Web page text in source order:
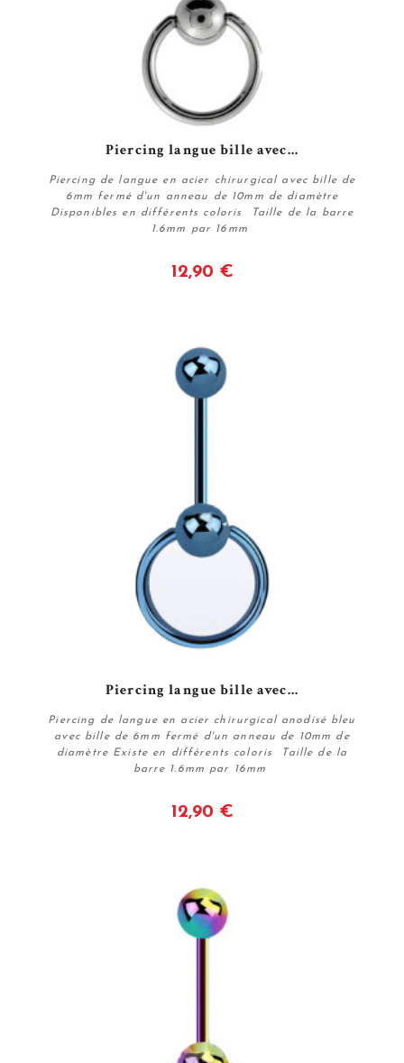
Piercing langue bille avec...
Piercing de langue en acier chirurgical avec bille de
6mm fermé d'un anneau de 10mm de diamètre
Disponibles en différents coloris Taille de la barre
1.6mm par 16mm
12,90 €
Piercing langue bille avec...
Piercing de langue en acier chirurgical anodisé bleu
avec bille de 6mm fermé d'un anneau de 10mm de
diamètre Existe en différents coloris Taille de la
barre 1.6mm par 16mm
12,90 €